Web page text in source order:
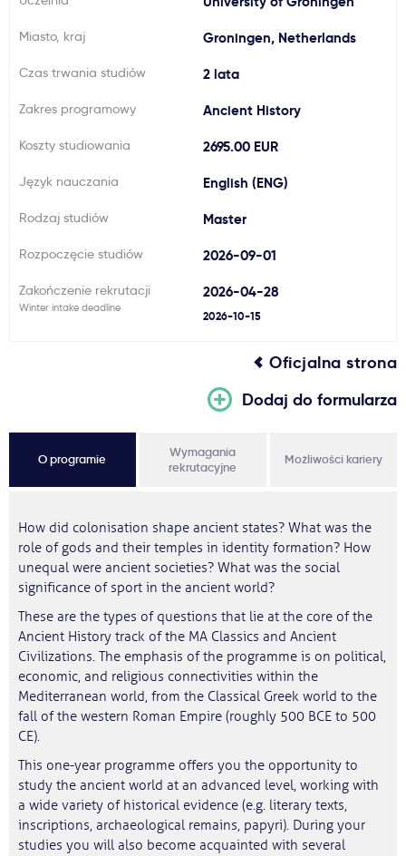
Ważne
Usługi
Dlaczego Kastu?
Aktualności
Miasto, kraj Groningen, Netherlands
Czas trwania studiów 2 lata
Zakres programowy Ancient History
Koszty studiowania 2695.00 EUR
Język nauczania English (ENG)
Rodzaj studiów Master
Rozpoczęcie studiów 2026-09-01
Zakończenie rekrutacji
Winter intake deadline
2026-04-28
2026-10-15
Oficjalna strona
Dodaj do formularza
O programie
Wymagania
rekrutacyjne
Możliwości kariery
How did colonisation shape ancient states? What was the
role of gods and their temples in identity formation? How
unequal were ancient societies? What was the social
significance of sport in the ancient world?
These are the types of questions that lie at the core of the
Ancient History track of the MA Classics and Ancient
Civilizations. The emphasis of the programme is on political,
economic, and religious connectivities within the
Mediterranean world, from the Classical Greek world to the
fall of the western Roman Empire (roughly 500 BCE to 500
CE).
This one-year programme offers you the opportunity to
study the ancient world at an advanced level, working with
a wide variety of historical evidence (e.g. literary texts,
inscriptions, archaeological remains, papyri). During your
studies you will also become acquainted with several